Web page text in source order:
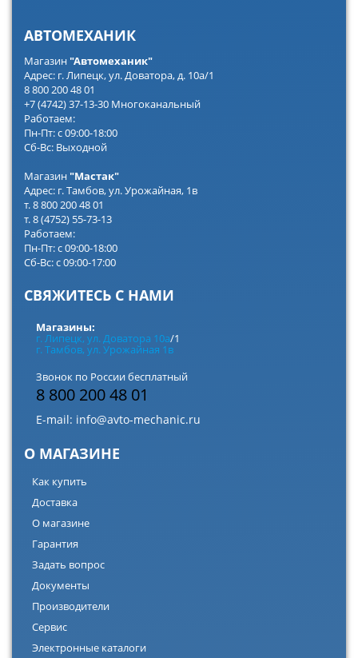
АВТОМЕХАНИК
Магазин"Автомеханик"
Адрес: г. Липецк, ул. Доватора, д. 10а/1
8 800 200 48 01
+7 (4742) 37-13-30 Многоканальный
Работаем:
Пн-Пт: с 09:00-18:00
Сб-Вс: Выходной
Магазин"Мастак"
Адрес: г. Тамбов, ул. Урожайная, 1в
т. 8 800 200 48 01
т. 8 (4752) 55-73-13
Работаем:
Пн-Пт: с 09:00-18:00
Сб-Вс: с 09:00-17:00
СВЯЖИТЕСЬ С НАМИ
Магазины:
г. Липецк, ул. Доватора 10а/1
г. Тамбов, ул. Урожайная 1в
Звонок по России бесплатный
8 800 200 48 01
E-mail: info@avto-mechanic.ru
О МАГАЗИНЕ
Как купить
Доставка
О магазине
Гарантия
Задать вопрос
Документы
Производители
Сервис
Электронные каталоги